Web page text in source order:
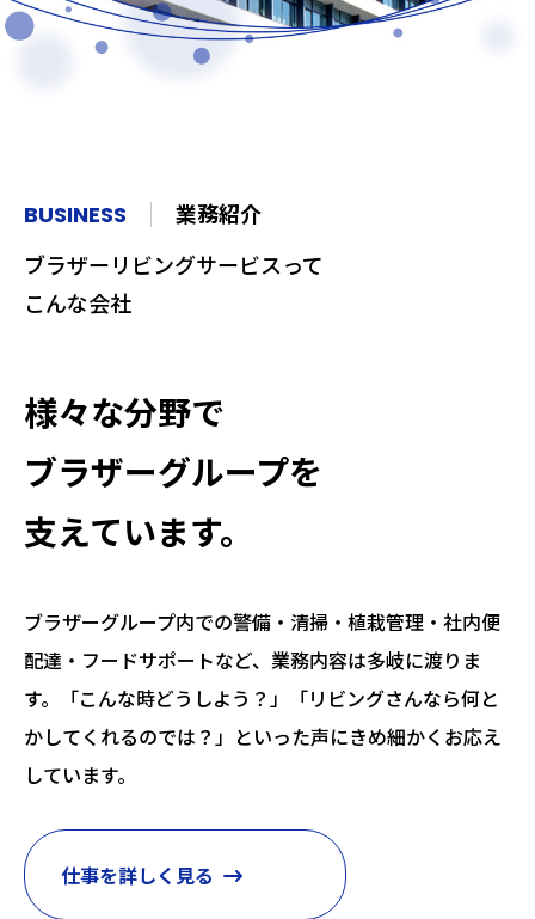
BUSINESS
業務紹介
ブラザーリビングサービスって
こんな会社
様々な分野で
ブラザーグループを
支えています。
ブラザーグループ内での警備・清掃・植栽管理・社内便
配達・フードサポートなど、業務内容は多岐に渡りま
す。「こんな時どうしよう？」「リビングさんなら何と
かしてくれるのでは？」といった声にきめ細かくお応え
しています。
仕事を詳しく見る